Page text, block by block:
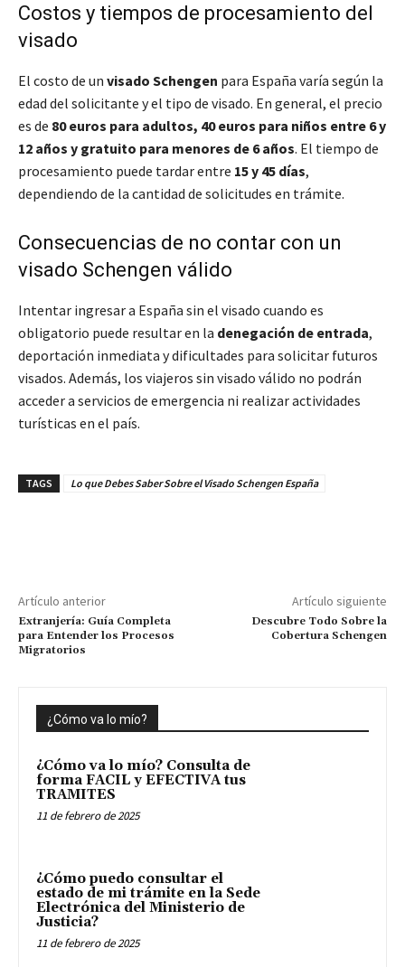
Costos y tiempos de procesamiento del
visado
El costo de un visado Schengen para España varía según la
edad del solicitante y el tipo de visado. En general, el precio
es de 80 euros para adultos, 40 euros para niños entre 6 y
12 años y gratuito para menores de 6 años. El tiempo de
procesamiento puede tardar entre 15 y 45 días,
dependiendo de la cantidad de solicitudes en trámite.
Consecuencias de no contar con un
visado Schengen válido
Intentar ingresar a España sin el visado cuando es
obligatorio puede resultar en la denegación de entrada,
deportación inmediata y dificultades para solicitar futuros
visados. Además, los viajeros sin visado válido no podrán
acceder a servicios de emergencia ni realizar actividades
turísticas en el país.
TAGS Lo que Debes Saber Sobre el Visado Schengen España
Artículo anterior
Extranjería: Guía Completa
para Entender los Procesos
Migratorios
Artículo siguiente
Descubre Todo Sobre la
Cobertura Schengen
¿Cómo va lo mío?
¿Cómo va lo mío? Consulta de
forma FACIL y EFECTIVA tus
TRAMITES
11 de febrero de 2025
¿Cómo puedo consultar el
estado de mi trámite en la Sede
Electrónica del Ministerio de
Justicia?
11 de febrero de 2025